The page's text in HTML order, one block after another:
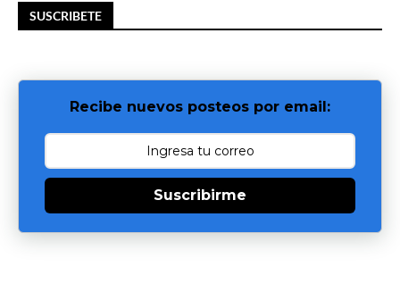
SUSCRIBETE
Recibe nuevos posteos por email:
Suscribirme